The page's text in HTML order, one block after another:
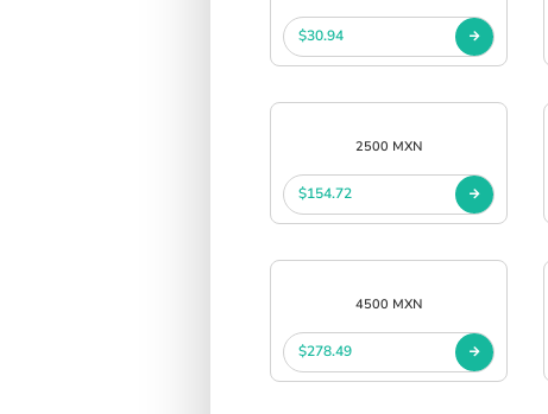
$30.94
2500 MXN
$154.72
4500 MXN
$278.49